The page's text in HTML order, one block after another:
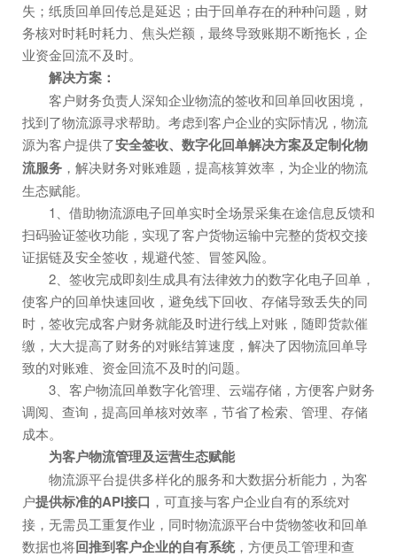
失；纸质回单回传总是延迟；由于回单存在的种种问题，财
务核对时耗时耗力、焦头烂额，最终导致账期不断拖长，企
业资金回流不及时。
解决方案：
客户财务负责人深知企业物流的签收和回单回收困境，
找到了物流源寻求帮助。考虑到客户企业的实际情况，物流
源为客户提供了安全签收、数字化回单解决方案及定制化物
流服务 ，解决财务对账难题，提高核算效率，为企业的物流
生态赋能。
1、借助物流源电子回单实时全场景采集在途信息反馈和
扫码验证签收功能，实现了客户货物运输中完整的货权交接
证据链及安全签收，规避代签、冒签风险。
2、签收完成即刻生成具有法律效力的数字化电子回单，
使客户的回单快速回收，避免线下回收、存储导致丢失的同
时，签收完成客户财务就能及时进行线上对账，随即货款催
缴，大大提高了财务的对账结算速度，解决了因物流回单导
致的对账难、资金回流不及时的问题。
3、客户物流回单数字化管理、云端存储，方便客户财务
调阅、查询，提高回单核对效率，节省了检索、管理、存储
成本。
为客户物流管理及运营生态赋能
物流源平台提供多样化的服务和大数据分析能力，为客
户提供标准的API接口 ，可直接与客户企业自有的系统对
接，无需员工重复作业，同时物流源平台中货物签收和回单
数据也将回推到客户企业的自有系统，方便员工管理和查